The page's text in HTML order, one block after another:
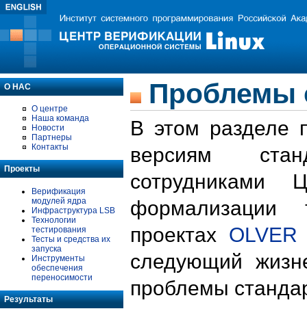
О НАС
О центре
Наша команда
Новости
Партнеры
Контакты
Проекты
Верификация
модулей ядра
Инфраструктура LSB
Технологии
тестирования
Тесты и средства их
запуска
Инструменты
обеспечения
переносимости
Результаты
Проблемы
В этом разделе
версиям
формализации
проектах OLVER
следующий
проблемы